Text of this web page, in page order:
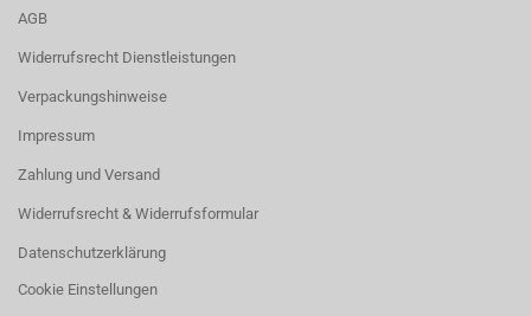
AGB
Widerrufsrecht Dienstleistungen
Verpackungshinweise
Impressum
Zahlung und Versand
Widerrufsrecht & Widerrufsformular
Datenschutzerklärung
Cookie Einstellungen